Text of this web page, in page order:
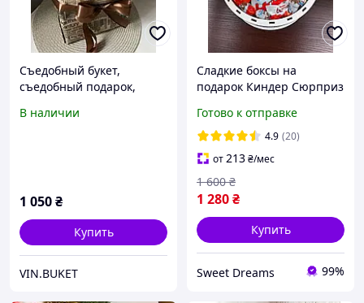
Съедобный букет,
съедобный подарок,
подарок с орехами,
В наличии
1 050₴
Купить
VIN.BUKET
Сладкие боксы на
подарок Киндер Сюрприз
боксы
Готово к отправке
4.9 (20)
от213₴/мес
1 280₴
1 600 ₴
Купить
Sweet Dreams 99%